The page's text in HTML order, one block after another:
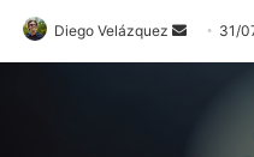
Diego Velázquez
Mande
um
31/